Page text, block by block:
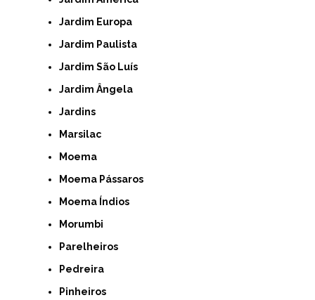
Jardim Europa
Jardim Paulista
Jardim São Luís
Jardim Ângela
Jardins
Marsilac
Moema
Moema Pássaros
Moema Índios
Morumbi
Parelheiros
Pedreira
Pinheiros